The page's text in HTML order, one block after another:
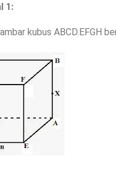
1:
kubus ABCD.EFGH